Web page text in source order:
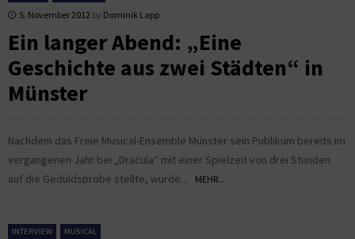
5. November 2012 by Dominik Lapp
Ein langer Abend: „Eine
Geschichte aus zwei Städten“ in
Münster
Nachdem das Freie Musical-Ensemble Münster sein Publikum bereits im
vergangenen Jahr bei „Dracula“ mit einer Spielzeit von drei Stunden
auf die Geduldsprobe stellte, wurde...
MEHR...
INTERVIEW MUSICAL